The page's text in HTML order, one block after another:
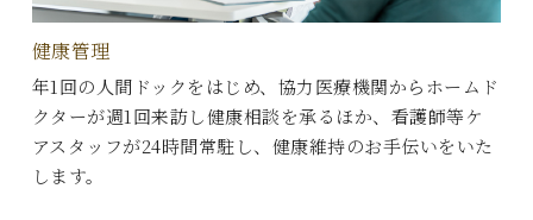
健康管理
年1回の人間ドックをはじめ、協力医療機関からホームド
クターが週1回来訪し健康相談を承るほか、看護師等ケ
アスタッフが24時間常駐し、健康維持のお手伝いをいた
します。